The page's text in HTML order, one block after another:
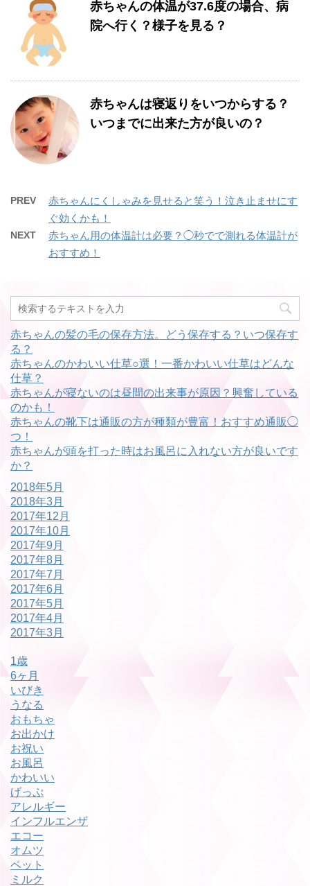
赤ちゃんの体温が37.6度の場合、病
院へ行く？様子を見る？
赤ちゃんは寝返りをいつからする？
いつまでに出来た方が良いの？
PREV
赤ちゃんにくしゃみを見せると笑う！泣き止ませにす
ぐ効くかも！
NEXT
赤ちゃん用の体温計は必要？◯秒でで測れる体温計が
おすすめ！
赤ちゃんの髪の毛の保存方法。どう保存する？いつ保存す
る？
赤ちゃんのかわいい仕草○選！一番かわいい仕草はどんな
仕草？
赤ちゃんが寝ないのは昼間の出来事が原因？興奮している
のかも！
赤ちゃんの靴下は通販の方が種類が豊富！おすすめ通販◯
つ！
赤ちゃんが頭を打った時はお風呂に入れない方が良いです
か？
2018年5月
2018年3月
2017年12月
2017年10月
2017年9月
2017年8月
2017年7月
2017年6月
2017年5月
2017年4月
2017年3月
1歳
6ヶ月
いびき
うなる
おもちゃ
お出かけ
お祝い
お風呂
かわいい
げっぷ
アレルギー
インフルエンザ
エコー
オムツ
ペット
ミルク